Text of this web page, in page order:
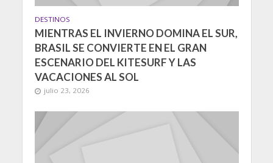
DESTINOS
MIENTRAS EL INVIERNO DOMINA EL SUR,
BRASIL SE CONVIERTE EN EL GRAN
ESCENARIO DEL KITESURF Y LAS
VACACIONES AL SOL
julio 23, 2026